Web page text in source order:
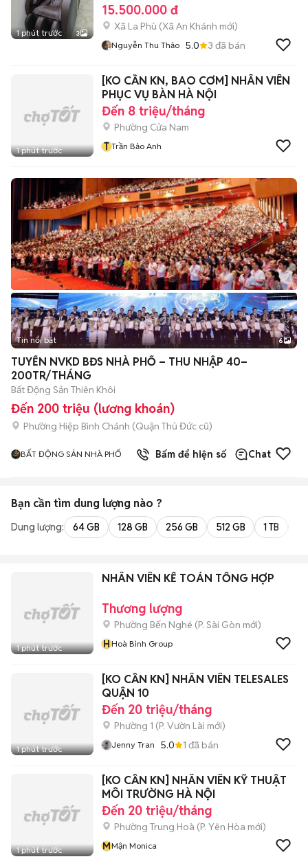
1 phút trước 3
15.500.000 đ
Xã La Phù (Xã An Khánh mới)
Nguyễn Thu Thảo 5.0 3 đã bán
1 phút trước
[KO CẦN KN, BAO CƠM] NHÂN VIÊN
PHỤC VỤ BÀN HÀ NỘI
Đến 8 triệu/tháng
Phường Cửa Nam
T Trần Bảo Anh
+2
Tin nổi bật 6
TUYỂN NVKD BĐS NHÀ PHỐ – THU NHẬP 40–
200TR/THÁNG
Bất Động Sản Thiên Khôi
Đến 200 triệu (lương khoán)
Phường Hiệp Bình Chánh (Quận Thủ Đức cũ)
BẤT ĐỘNG SẢN NHÀ PHỐ Bấm để hiện số Chat
Bạn cần tìm dung lượng nào ?
Dung lượng: 64 GB 128 GB 256 GB 512 GB 1 TB
1 phút trước
NHÂN VIÊN KẾ TOÁN TỔNG HỢP
Thương lượng
Phường Bến Nghé (P. Sài Gòn mới)
HHoà Bình Group
1 phút trước
[KO CẦN KN] NHÂN VIÊN TELESALES
QUẬN 10
Đến 20 triệu/tháng
Phường 1 (P. Vườn Lài mới)
Jenny Tran 5.0 1 đã bán
1 phút trước
[KO CẦN KN] NHÂN VIÊN KỸ THUẬT
MÔI TRƯỜNG HÀ NỘI
Đến 20 triệu/tháng
Phường Trung Hoà (P. Yên Hòa mới)
MMận Monica